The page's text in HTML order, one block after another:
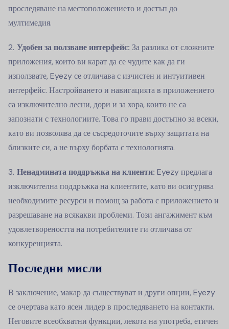
проследяване на местоположението и достъп до
мултимедия.
Удобен за ползване интерфейс: За разлика от сложните
приложения, които ви карат да се чудите как да ги
използвате, Eyezy се отличава с изчистен и интуитивен
интерфейс. Настройването и навигацията в приложението
са изключително лесни, дори и за хора, които не са
запознати с технологиите. Това го прави достъпно за всеки,
като ви позволява да се съсредоточите върху защитата на
близките си, а не върху борбата с технологията.
Ненадмината поддръжка на клиенти: Eyezy предлага
изключителна поддръжка на клиентите, като ви осигурява
необходимите ресурси и помощ за работа с приложението и
разрешаване на всякакви проблеми. Този ангажимент към
удовлетвореността на потребителите ги отличава от
конкуренцията.
Последни мисли
В заключение, макар да съществуват и други опции, Eyezy
се очертава като ясен лидер в проследяването на контакти.
Неговите всеобхватни функции, лекота на употреба, етичен